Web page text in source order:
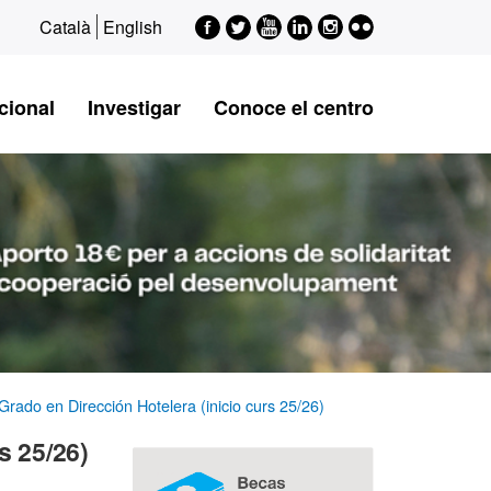
Català English Facebook
Twitter
Youtube
LinkedIn
Instagram
Flickr
Investigar Conoce el centro
en Dirección Hotelera (inicio curs 25/26)
25/26)
Información